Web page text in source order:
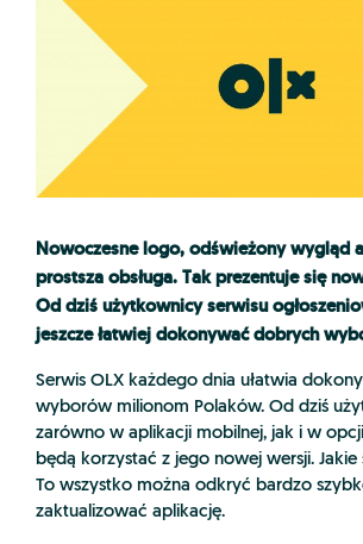
Nowoczesne logo, odświeżony wygląd
prostsza obsługa. Tak prezentuje się
Od dziś użytkownicy serwisu
jeszcze łatwiej dokonywać dobrych
Serwis OLX każdego dnia ułatwia
wyborów milionom Polaków. Od dziś
zarówno w aplikacji mobilnej, jak i w
będą korzystać z jego nowej wersji.
To wszystko można odkryć bardzo
zaktualizować aplikację.